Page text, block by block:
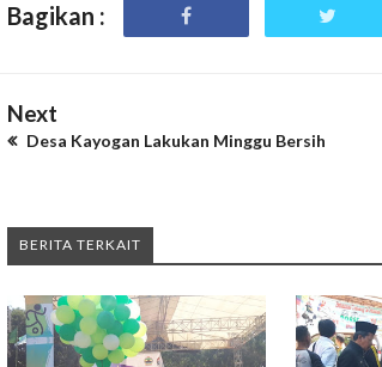
Bagikan :
Next
Desa Kayogan Lakukan Minggu Bersih
BERITA TERKAIT